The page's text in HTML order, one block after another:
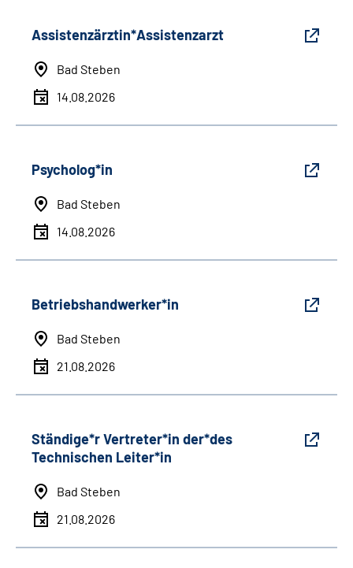
Assistenzärztin*Assistenzarzt
Bad Steben
14.08.2026
Psycholog*in
Bad Steben
14.08.2026
Betriebshandwerker*in
Bad Steben
21.08.2026
Ständige*r Vertreter*in der*des
Technischen Leiter*in
Bad Steben
21.08.2026